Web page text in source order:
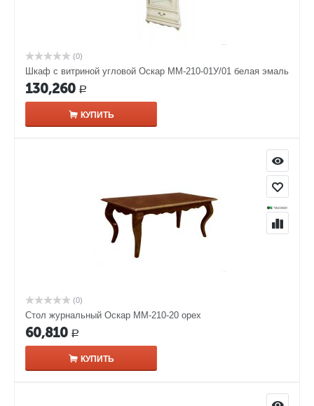
(0)
Шкаф с витриной угловой Оскар ММ-210-01У/01 белая эмаль
130,260 Р
КУПИТЬ
(0)
Стол журнальный Оскар ММ-210-20 орех
60,810 Р
КУПИТЬ